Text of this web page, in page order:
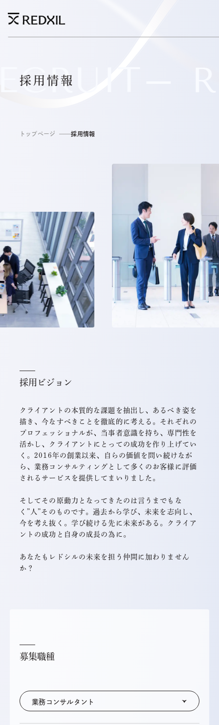
採用情報
トップページ 採用情報
採用ビジョン
クライアントの本質的な課題を抽出し、あるべき姿を
描き、今なすべきことを徹底的に考える。それぞれの
プロフェッショナルが、当事者意識を持ち、専門性を
活かし、クライアントにとっての成功を作り上げてい
く。2016年の創業以来、自らの価値を問い続けなが
ら、業務コンサルティングとして多くのお客様に評価
されるサービスを提供してまいりました。
そしてその原動力となってきたのは言うまでもな
く”人”そのものです。過去から学び、未来を志向し、
今を考え抜く。学び続ける先に未来がある。クライア
ントの成功と自身の成長の為に。
あなたもレドシルの未来を担う仲間に加わりません
か？
募集職種
業務コンサルタント